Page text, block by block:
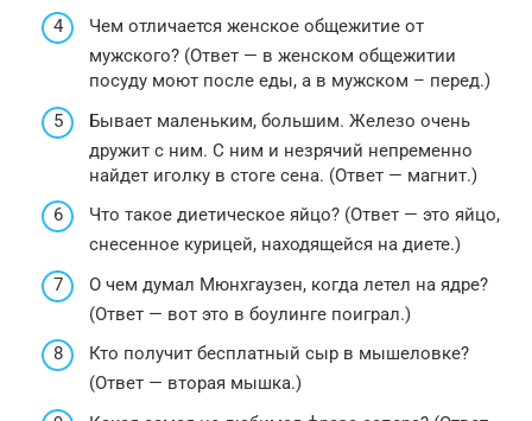
Чем отличается женское общежитие от
мужского? (Ответ — в женском общежитии
посуду моют после еды, а в мужском – перед.)
Бывает маленьким, большим. Железо очень
дружит с ним. С ним и незрячий непременно
найдет иголку в стоге сена. (Ответ — магнит.)
Что такое диетическое яйцо? (Ответ — это яйцо,
снесенное курицей, находящейся на диете.)
О чем думал Мюнхгаузен, когда летел на ядре?
(Ответ — вот это в боулинге поиграл.)
Кто получит бесплатный сыр в мышеловке?
(Ответ — вторая мышка.)